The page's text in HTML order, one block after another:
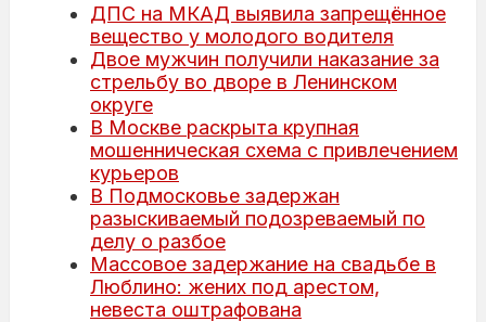
ДПС на МКАД выявила запрещённое
вещество у молодого водителя
Двое мужчин получили наказание за
стрельбу во дворе в Ленинском
округе
В Москве раскрыта крупная
мошенническая схема с привлечением
курьеров
В Подмосковье задержан
разыскиваемый подозреваемый по
делу о разбое
Массовое задержание на свадьбе в
Люблино: жених под арестом,
невеста оштрафована